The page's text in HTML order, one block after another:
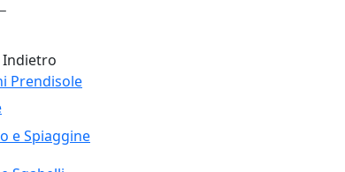
Indietro
Prendisole
e Spiaggine